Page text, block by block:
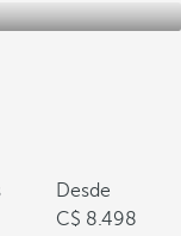
Desde
8.498